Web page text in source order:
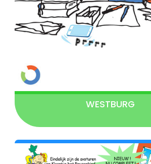
WESTBURG